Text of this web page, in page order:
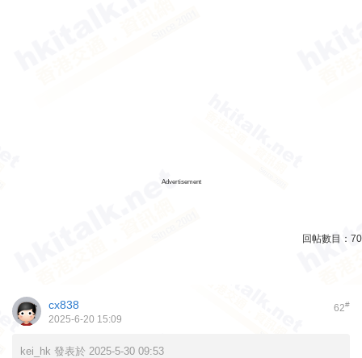
Advertisement
回帖數目： 70
62#
cx838
2025-6-20 15:09
kei_hk 發表於 2025-5-30 09:53